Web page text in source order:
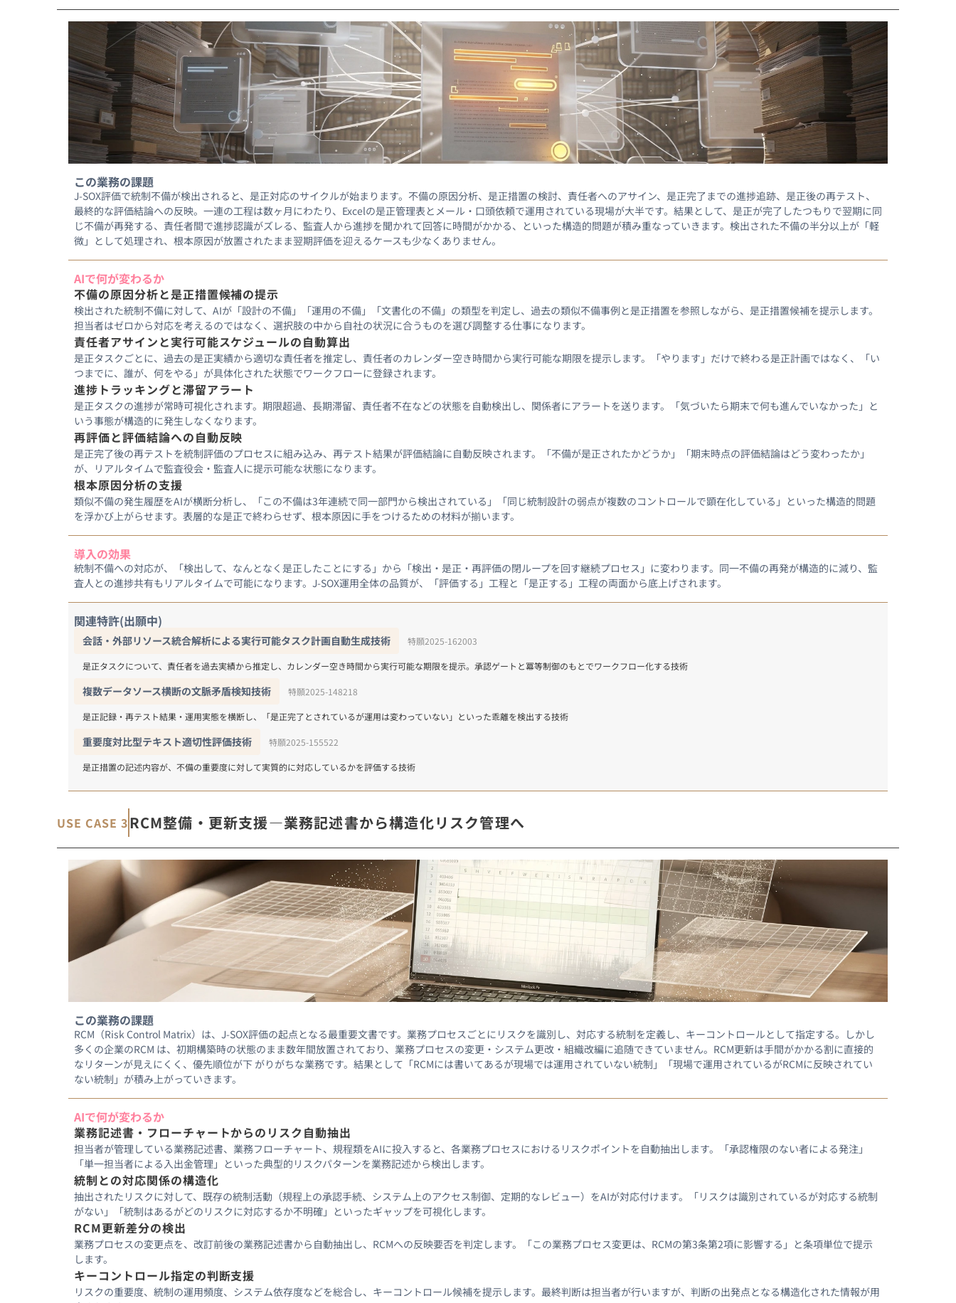
この業務の課題
J-SOX評価で統制不備が検出されると、是正対応のサイクルが始まります。不備の原因分析、是正措置の検討、責任者へのアサイン、是正完了までの進捗追跡、是正後の再テスト、
最終的な評価結論への反映。一連の工程は数ヶ月にわたり、Excelの是正管理表とメール・口頭依頼で運用されている現場が大半です。結果として、是正が完了したつもりで翌期に同
じ不備が再発する、責任者間で進捗認識がズレる、監査人から進捗を聞かれて回答に時間がかかる、といった構造的問題が積み重なっていきます。検出された不備の半分以上が「軽
微」として処理され、根本原因が放置されたまま翌期評価を迎えるケースも少なくありません。
AIで何が変わるか
不備の原因分析と是正措置候補の提示
検出された統制不備に対して、AIが「設計の不備」「運用の不備」「文書化の不備」の類型を判定し、過去の類似不備事例と是正措置を参照しながら、是正措置候補を提示します。
担当者はゼロから対応を考えるのではなく、選択肢の中から自社の状況に合うものを選び調整する仕事になります。
責任者アサインと実行可能スケジュールの自動算出
是正タスクごとに、過去の是正実績から適切な責任者を推定し、責任者のカレンダー空き時間から実行可能な期限を提示します。「やります」だけで終わる是正計画ではなく、「い
つまでに、誰が、何をやる」が具体化された状態でワークフローに登録されます。
進捗トラッキングと滞留アラート
是正タスクの進捗が常時可視化されます。期限超過、長期滞留、責任者不在などの状態を自動検出し、関係者にアラートを送ります。「気づいたら期末で何も進んでいなかった」と
いう事態が構造的に発生しなくなります。
再評価と評価結論への自動反映
是正完了後の再テストを統制評価のプロセスに組み込み、再テスト結果が評価結論に自動反映されます。「不備が是正されたかどうか」「期末時点の評価結論はどう変わったか」
が、リアルタイムで監査役会・監査人に提示可能な状態になります。
根本原因分析の支援
類似不備の発生履歴をAIが横断分析し、「この不備は3年連続で同一部門から検出されている」「同じ統制設計の弱点が複数のコントロールで顕在化している」といった構造的問題
を浮かび上がらせます。表層的な是正で終わらせず、根本原因に手をつけるための材料が揃います。
導入の効果
統制不備への対応が、「検出して、なんとなく是正したことにする」から「検出・是正・再評価の閉ループを回す継続プロセス」に変わります。同一不備の再発が構造的に減り、監
査人との進捗共有もリアルタイムで可能になります。J-SOX運用全体の品質が、「評価する」工程と「是正する」工程の両面から底上げされます。
関連特許(出願中)
会話・外部リソース統合解析による実行可能タスク計画自動生成技術 特願2025-162003
是正タスクについて、責任者を過去実績から推定し、カレンダー空き時間から実行可能な期限を提示。承認ゲートと冪等制御のもとでワークフロー化する技術
複数データソース横断の文脈矛盾検知技術 特願2025-148218
是正記録・再テスト結果・運用実態を横断し、「是正完了とされているが運用は変わっていない」といった乖離を検出する技術
重要度対比型テキスト適切性評価技術 特願2025-155522
是正措置の記述内容が、不備の重要度に対して実質的に対応しているかを評価する技術
USE CASE 3RCM整備・更新支援―業務記述書から構造化リスク管理へ
この業務の課題
RCM（Risk Control Matrix）は、J-SOX評価の起点となる最重要文書です。業務プロセスごとにリスクを識別し、対応する統制を定義し、キーコントロールとして指定する。しかし
多くの企業のRCM は、初期構築時の状態のまま数年間放置されており、業務プロセスの変更・システム更改・組織改編に追随できていません。RCM更新は手間がかかる割に直接的
なリターンが見えにくく、優先順位が下 がりがちな業務です。結果として「RCMには書いてあるが現場では運用されていない統制」「現場で運用されているがRCMに反映されてい
ない統制」が積み上がっていきます。
AIで何が変わるか
業務記述書・フローチャートからのリスク自動抽出
担当者が管理している業務記述書、業務フローチャート、規程類をAIに投入すると、各業務プロセスにおけるリスクポイントを自動抽出します。「承認権限のない者による発注」
「単一担当者による入出金管理」といった典型的リスクパターンを業務記述から検出します。
統制との対応関係の構造化
抽出されたリスクに対して、既存の統制活動（規程上の承認手続、システム上のアクセス制御、定期的なレビュー）をAIが対応付けます。「リスクは識別されているが対応する統制
がない」「統制はあるがどのリスクに対応するか不明確」といったギャップを可視化します。
RCM更新差分の検出
業務プロセスの変更点を、改訂前後の業務記述書から自動抽出し、RCMへの反映要否を判定します。「この業務プロセス変更は、RCMの第3条第2項に影響する」と条項単位で提示
します。
キーコントロール指定の判断支援
リスクの重要度、統制の運用頻度、システム依存度などを総合し、キーコントロール候補を提示します。最終判断は担当者が行いますが、判断の出発点となる構造化された情報が用